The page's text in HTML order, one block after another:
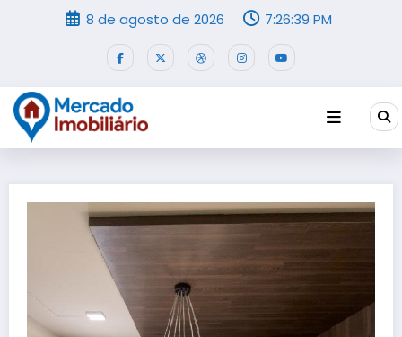
8 de agosto de 2026 7:26:39 PM